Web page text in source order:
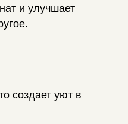
и улучшает
создает уют в